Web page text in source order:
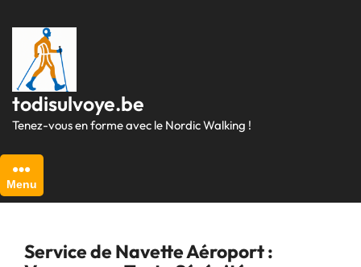
au
contenu
todisulvoye.be
Tenez-vous en forme avec le Nordic Walking !
Menu
Service de Navette Aéroport :